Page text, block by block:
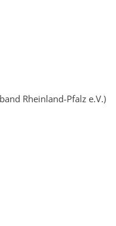
Rheinland-Pfalz e.V.)